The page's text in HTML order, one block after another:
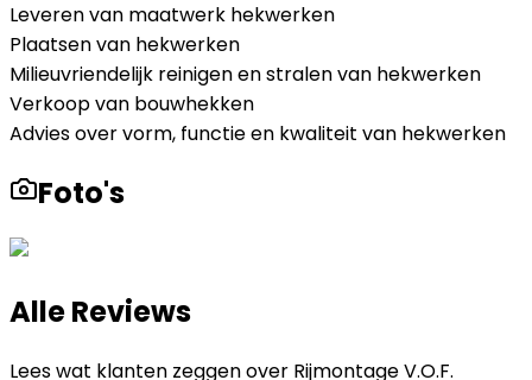
Leveren van maatwerk hekwerken
Plaatsen van hekwerken
Milieuvriendelijk reinigen en stralen van hekwerken
Verkoop van bouwhekken
Advies over vorm, functie en kwaliteit van hekwerken
Foto's
Alle Reviews
Lees wat klanten zeggen over Rijmontage V.O.F.